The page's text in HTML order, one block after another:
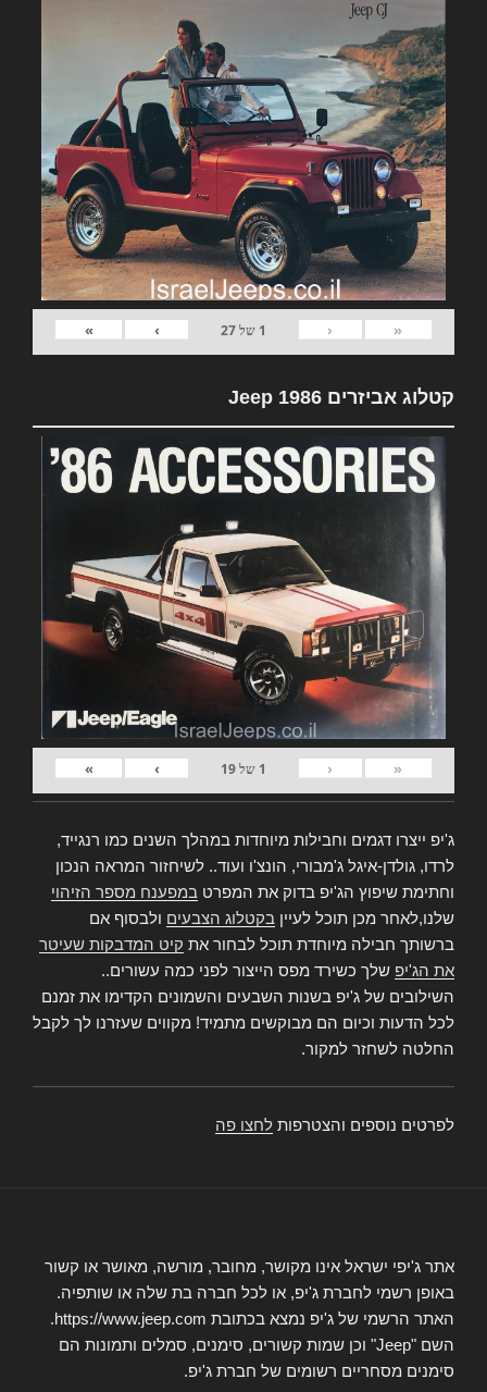
«
‹
1 של27
›
»
קטלוג אביזרים Jeep 1986
«
‹
1 של19
›
»
ג'יפ ייצרו דגמים וחבילות מיוחדות במהלך השנים כמו רנגייד,
לרדו, גולדן-איגל ג'מבורי, הונצ'ו ועוד.. לשיחזור המראה הנכון
וחתימת שיפוץ הג'יפ בדוק את המפרט במפענח מספר הזיהוי
שלנו,לאחר מכן תוכל לעיין בקטלוג הצבעים ולבסוף אם
ברשותך חבילה מיוחדת תוכל לבחור את קיט המדבקות שעיטר
את הג'יפ שלך כשירד מפס הייצור לפני כמה עשורים..
השילובים של ג'יפ בשנות השבעים והשמונים הקדימו את זמנם
לכל הדעות וכיום הם מבוקשים מתמיד! מקווים שעזרנו לך לקבל
החלטה לשחזר למקור.
לפרטים נוספים והצטרפות לחצו פה
אתר ג'יפי ישראל אינו מקושר, מחובר, מורשה, מאושר או קשור
באופן רשמי לחברת ג'יפ, או לכל חברה בת שלה או שותפיה.
האתר הרשמי של ג'יפ נמצא בכתובת https://www.jeep.com.
השם "Jeep" וכן שמות קשורים, סימנים, סמלים ותמונות הם
סימנים מסחריים רשומים של חברת ג'יפ.